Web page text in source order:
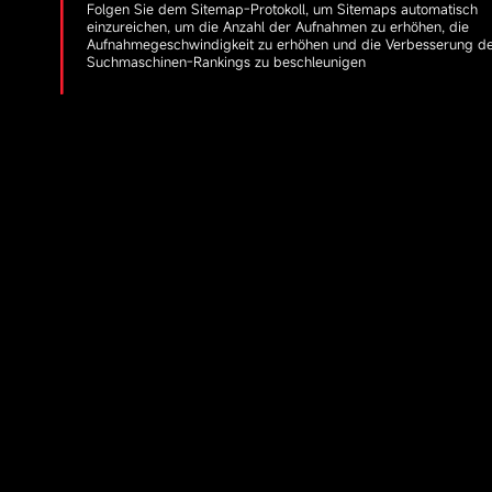
Folgen Sie dem Sitemap-Protokoll, um Sitemaps automatisch
einzureichen, um die Anzahl der Aufnahmen zu erhöhen, die
Aufnahmegeschwindigkeit zu erhöhen und die Verbesserung
Suchmaschinen-Rankings zu beschleunigen